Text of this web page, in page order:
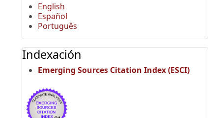
English
Español
Português
Indexación
Emerging Sources Citation Index (ESCI)